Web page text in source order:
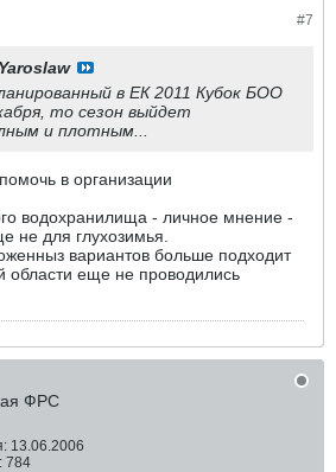
#7
Yaroslaw
в ЕК 2011 Кубок БОО
то сезон выйдет
и плотным...
в организации
водохранилища - личное мнение -
не для глухозимья.
вариантов больше подходит
области еще не проводились
ФРС
13.06.2006
784